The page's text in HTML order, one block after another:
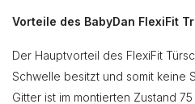
Vorteile des BabyDan FlexiFit
Der Hauptvorteil des FlexiFit
Schwelle besitzt und somit keine
Gitter ist im montierten Zustand